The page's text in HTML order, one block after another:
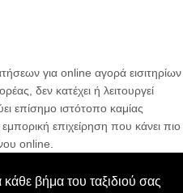
για online αγορά εισιτηρίων
δεν κατέχει ή λειτουργεί
επίσημο ιστότοπο καμίας
εμπορική επιχείρηση που κάνει πιο
online.
βήμα του ταξιδιού σας